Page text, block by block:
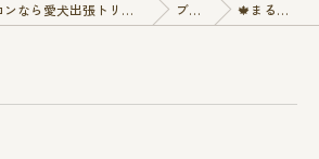
三重県のペットサロンなら愛犬出張トリミング E-QunQun ブログ 🍁まるくん🍁